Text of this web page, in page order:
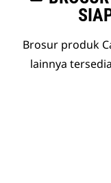
Brosur produk
lainnya